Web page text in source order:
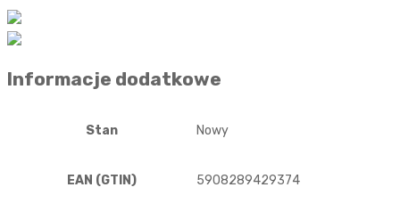
Informacje dodatkowe
Stan Nowy
EAN (GTIN) 5908289429374